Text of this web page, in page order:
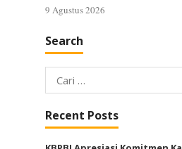
9 Agustus 2026
Search
Cari
untuk:
Recent Posts